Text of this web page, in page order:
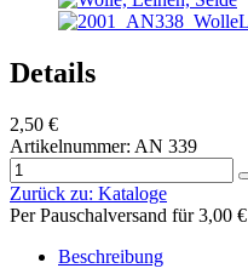
Details
2,50 €
Artikelnummer: AN 339
Zurück zu: Kataloge
Per Pauschalversand für 3,00 €
Beschreibung